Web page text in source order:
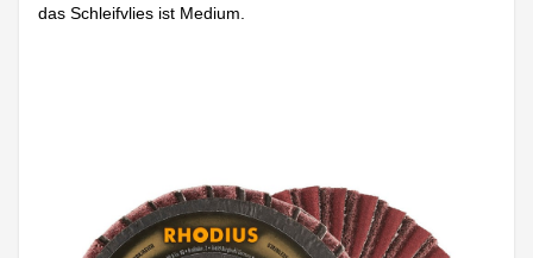
das Schleifvlies ist Medium.